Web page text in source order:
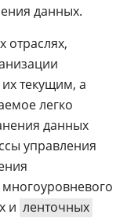
данных.
отраслях,
текущим, а
легко
данных
управления
и ленточных